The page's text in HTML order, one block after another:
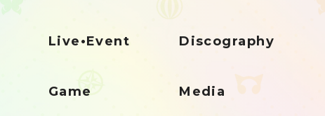
Live•Event Discography
Game Media